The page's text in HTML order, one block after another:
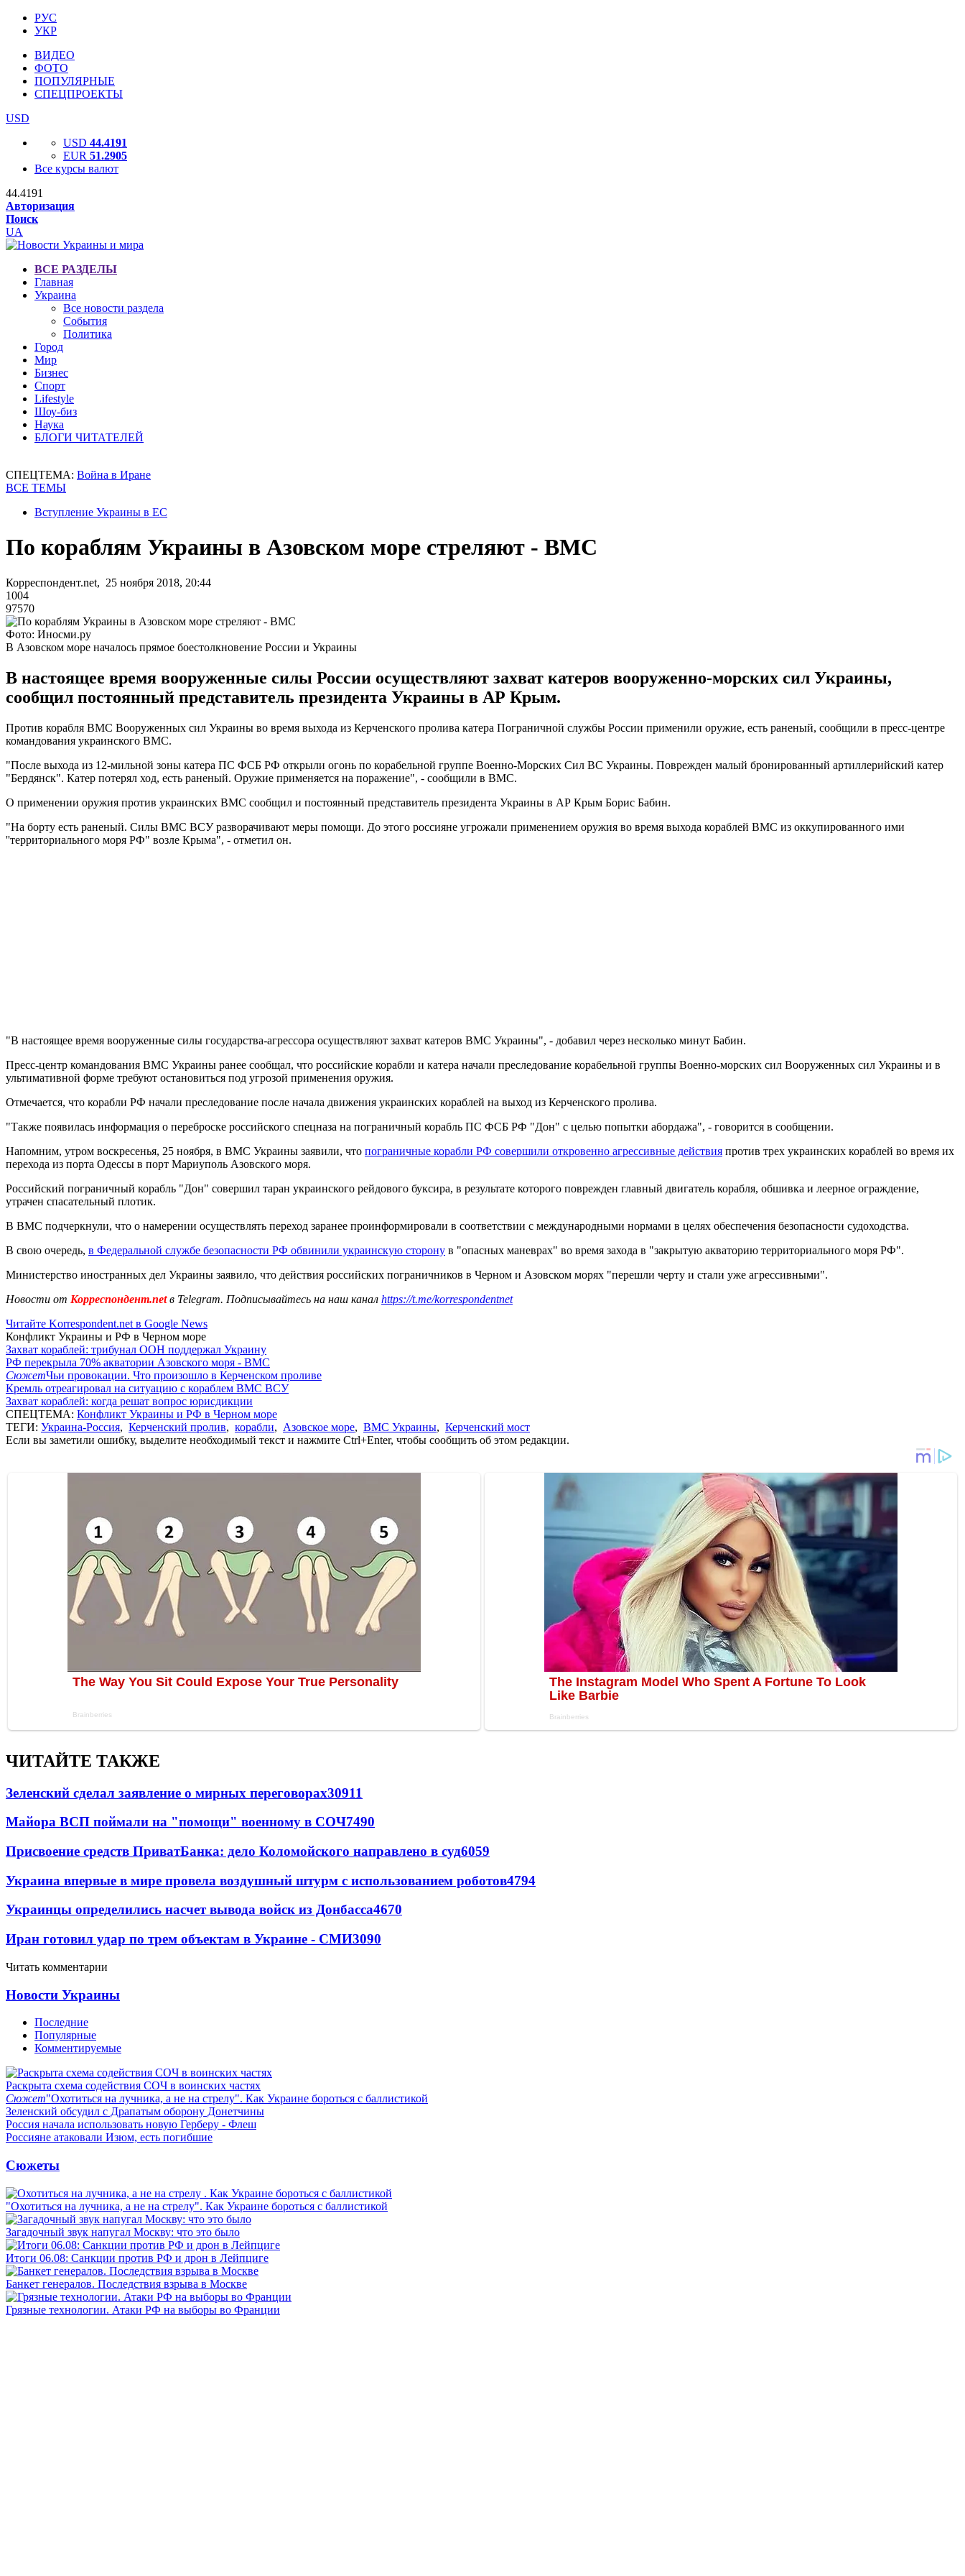
РУС
УКР
ВИДЕО
ФОТО
ПОПУЛЯРНЫЕ
СПЕЦПРОЕКТЫ
USD
USD 44.4191
EUR 51.2905
Все курсы валют
44.4191
Авторизация
Поиск
UA
ВСЕ РАЗДЕЛЫ
Главная
Украина
Все новости раздела
События
Политика
Город
Мир
Бизнес
Спорт
Lifestyle
Шоу-биз
Наука
БЛОГИ ЧИТАТЕЛЕЙ
СПЕЦТЕМА: Война в Иране
ВСЕ ТЕМЫ
Вступление Украины в ЕС
По кораблям Украины в Азовском море стреляют - ВМС
Корреспондент.net, 25 ноября 2018, 20:44
1004
97570
Фото: Иносми.ру
В Азовском море началось прямое боестолкновение России и Украины
В настоящее время вооруженные силы России осуществляют захват катеров вооруженно-морских сил Украины,
сообщил постоянный представитель президента Украины в АР Крым.
Против корабля ВМС Вооруженных сил Украины во время выхода из Керченского пролива катера Пограничной службы России применили оружие, есть раненый, сообщили в пресс-центре
командования украинского ВМС.
"После выхода из 12-мильной зоны катера ПС ФСБ РФ открыли огонь по корабельной группе Военно-Морских Сил ВС Украины. Поврежден малый бронированный артиллерийский катер
"Бердянск". Катер потерял ход, есть раненый. Оружие применяется на поражение", - сообщили в ВМС.
О применении оружия против украинских ВМС сообщил и постоянный представитель президента Украины в АР Крым Борис Бабин.
"На борту есть раненый. Силы ВМС ВСУ разворачивают меры помощи. До этого россияне угрожали применением оружия во время выхода кораблей ВМС из оккупированного ими
''территориального моря РФ" возле Крыма", - отметил он.
"В настоящее время вооруженные силы государства-агрессора осуществляют захват катеров ВМС Украины", - добавил через несколько минут Бабин.
Пресс-центр командования ВМС Украины ранее сообщал, что российские корабли и катера начали преследование корабельной группы Военно-морских сил Вооруженных сил Украины и в
ультимативной форме требуют остановиться под угрозой применения оружия.
Отмечается, что корабли РФ начали преследование после начала движения украинских кораблей на выход из Керченского пролива.
"Также появилась информация о переброске российского спецназа на пограничный корабль ПС ФСБ РФ "Дон" с целью попытки абордажа", - говорится в сообщении.
Напомним, утром воскресенья, 25 ноября, в ВМС Украины заявили, что пограничные корабли РФ совершили откровенно агрессивные действия против трех украинских кораблей во время их
перехода из порта Одессы в порт Мариуполь Азовского моря.
Российский пограничный корабль "Дон" совершил таран украинского рейдового буксира, в результате которого поврежден главный двигатель корабля, обшивка и леерное ограждение,
утрачен спасательный плотик.
В ВМС подчеркнули, что о намерении осуществлять переход заранее проинформировали в соответствии с международными нормами в целях обеспечения безопасности судоходства.
В свою очередь, в Федеральной службе безопасности РФ обвинили украинскую сторону в "опасных маневрах" во время захода в "закрытую акваторию территориального моря РФ".
Министерство иностранных дел Украины заявило, что действия российских пограничников в Черном и Азовском морях "перешли черту и стали уже агрессивными".
Новости от Корреспондент.netв Telegram. Подписывайтесь на наш канал https://t.me/korrespondentnet
Читайте Korrespondent.net в Google News
Конфликт Украины и РФ в Черном море
Захват кораблей: трибунал ООН поддержал Украину
РФ перекрыла 70% акватории Азовского моря - ВМС
СюжетЧьи провокации. Что произошло в Керченском проливе
Кремль отреагировал на ситуацию с кораблем ВМС ВСУ
Захват кораблей: когда решат вопрос юрисдикции
СПЕЦТЕМА: Конфликт Украины и РФ в Черном море
ТЕГИ: Украина-Россия, Керченский пролив, корабли, Азовское море, ВМС Украины, Керченский мост
Если вы заметили ошибку, выделите необходимый текст и нажмите Ctrl+Enter, чтобы сообщить об этом редакции.
ЧИТАЙТЕ ТАКЖЕ
Зеленский сделал заявление о мирных переговорах30911
Майора ВСП поймали на "помощи" военному в СОЧ7490
Присвоение средств ПриватБанка: дело Коломойского направлено в суд6059
Украина впервые в мире провела воздушный штурм с использованием роботов4794
Украинцы определились насчет вывода войск из Донбасса4670
Иран готовил удар по трем объектам в Украине - СМИ3090
Читать комментарии
Новости Украины
Последние
Популярные
Комментируемые
Раскрыта схема содействия СОЧ в воинских частях
Сюжет"Охотиться на лучника, а не на стрелу". Как Украине бороться с баллистикой
Зеленский обсудил с Драпатым оборону Донетчины
Россия начала использовать новую Герберу - Флеш
Россияне атаковали Изюм, есть погибшие
Сюжеты
"Охотиться на лучника, а не на стрелу". Как Украине бороться с баллистикой
Загадочный звук напугал Москву: что это было
Итоги 06.08: Санкции против РФ и дрон в Лейпциге
Банкет генералов. Последствия взрыва в Москве
Грязные технологии. Атаки РФ на выборы во Франции